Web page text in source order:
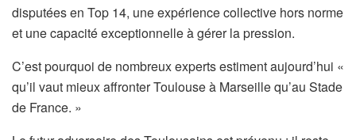
disputées en Top 14, une expérience collective hors norme
et une capacité exceptionnelle à gérer la pression.
C’est pourquoi de nombreux experts estiment aujourd’hui «
qu’il vaut mieux affronter Toulouse à Marseille qu’au Stade
de France. »